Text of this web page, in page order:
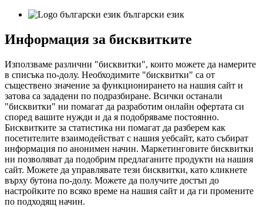
български език
Информация за бисквитките
Използваме различни "бисквитки", които можете да намерите
в списъка по-долу. Необходимите "бисквитки" са от
съществено значение за функционирането на нашия сайт и
затова са зададени по подразбиране. Всички останали
"бисквитки" ни помагат да разработим онлайн офертата си
според вашите нужди и да я подобряваме постоянно.
Бисквитките за статистика ни помагат да разберем как
посетителите взаимодействат с нашия уебсайт, като събират
информация по анонимен начин. Маркетинговите бисквитки
ни позволяват да подобрим предлаганите продукти на нашия
сайт. Можете да управлявате тези бисквитки, като кликнете
върху бутона по-долу. Можете да получите достъп до
настройките по всяко време на нашия сайт и да ги промените
по подходящ начин.